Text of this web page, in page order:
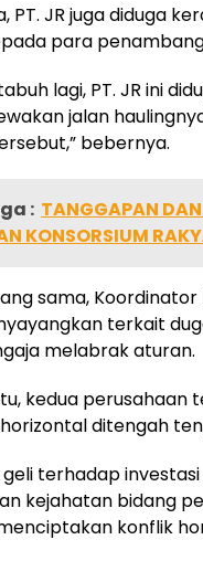
PT. JR juga diduga
para
lagi, PT. JR ini
jalan
bebernya.
: TANGGAPAN
KONSORSIUM
sama, Koordinator
terkait
melabrak aturan.
kedua perusahaan
ditengah
geli terhadap
kejahatan bidang
konflik